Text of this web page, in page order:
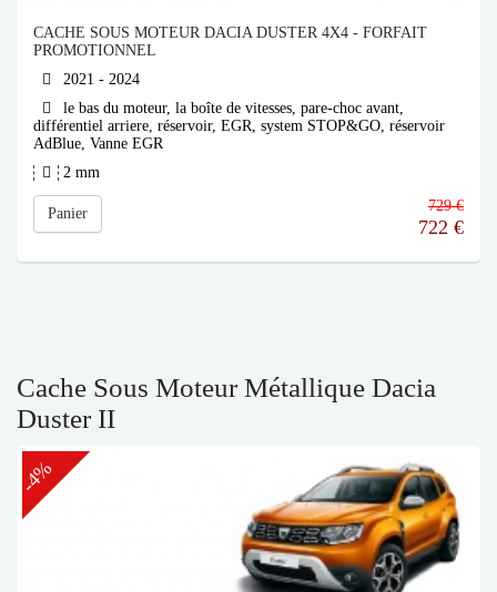
CACHE SOUS MOTEUR DACIA DUSTER 4X4 - FORFAIT
PROMOTIONNEL
2021 - 2024
le bas du moteur, la boîte de vitesses, pare-choc avant,
différentiel arriere, réservoir, EGR, system STOP&GO, réservoir
AdBlue, Vanne EGR
2 mm
Panier 729 €
722 €
Cache Sous Moteur Métallique Dacia
Duster II
-4%